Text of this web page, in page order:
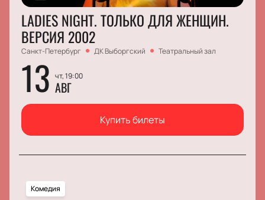
LADIES NIGHT. ТОЛЬКО ДЛЯ ЖЕНЩИН.
ВЕРСИЯ 2002
Санкт-Петербург ДК Выборгский Театральный зал
13 чт, 19:00
АВГ
Купить билеты
Комедия